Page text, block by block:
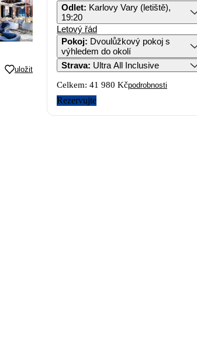
uložit
Odlet: Karlovy Vary (letiště),
19:20
Letový řád
Pokoj: Dvoulůžkový pokoj s
výhledem do okolí
Strava: Ultra All Inclusive
Celkem: 41 980 Kčpodrobnosti
Rezervujte